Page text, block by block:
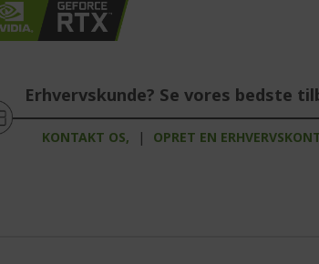
Erhvervskunde? Se vores bedste
KONTAKT OS, | OPRET EN